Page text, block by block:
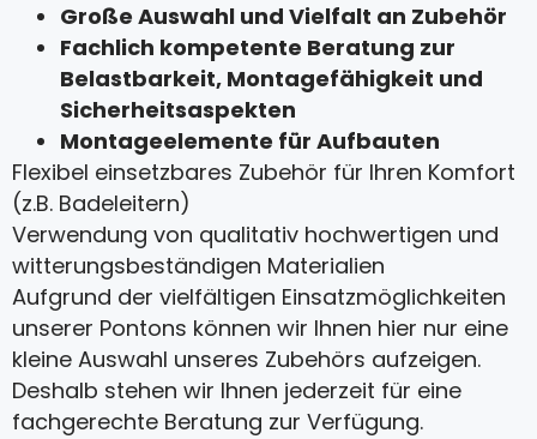
Große Auswahl und Vielfalt an Zubehör
Fachlich kompetente Beratung zur
Belastbarkeit, Montagefähigkeit und
Sicherheitsaspekten
Montageelemente für Aufbauten
Flexibel einsetzbares Zubehör für Ihren Komfort
(z.B. Badeleitern)
Verwendung von qualitativ hochwertigen und
witterungsbeständigen Materialien
Aufgrund der vielfältigen Einsatzmöglichkeiten
unserer Pontons können wir Ihnen hier nur eine
kleine Auswahl unseres Zubehörs aufzeigen.
Deshalb stehen wir Ihnen jederzeit für eine
fachgerechte Beratung zur Verfügung.